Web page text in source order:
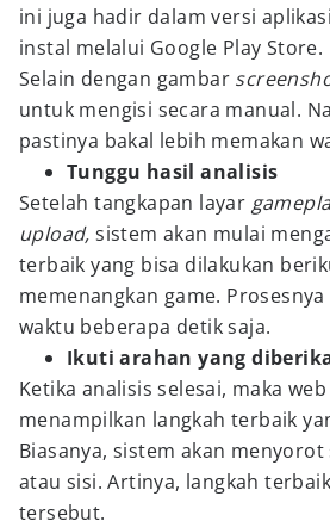
ini juga hadir dalam versi
instal melalui Google Play Store.
Selain dengan gambar
untuk mengisi secara manual.
pastinya bakal lebih memakan
Tunggu hasil analisis
Setelah tangkapan layar
upload,sistem akan mulai
terbaik yang bisa dilakukan
memenangkan game.
waktu beberapa detik saja.
Ikuti arahan yang
Ketika analisis selesai, maka
menampilkan langkah terbaik
Biasanya, sistem akan
atau sisi. Artinya, langkah
tersebut.